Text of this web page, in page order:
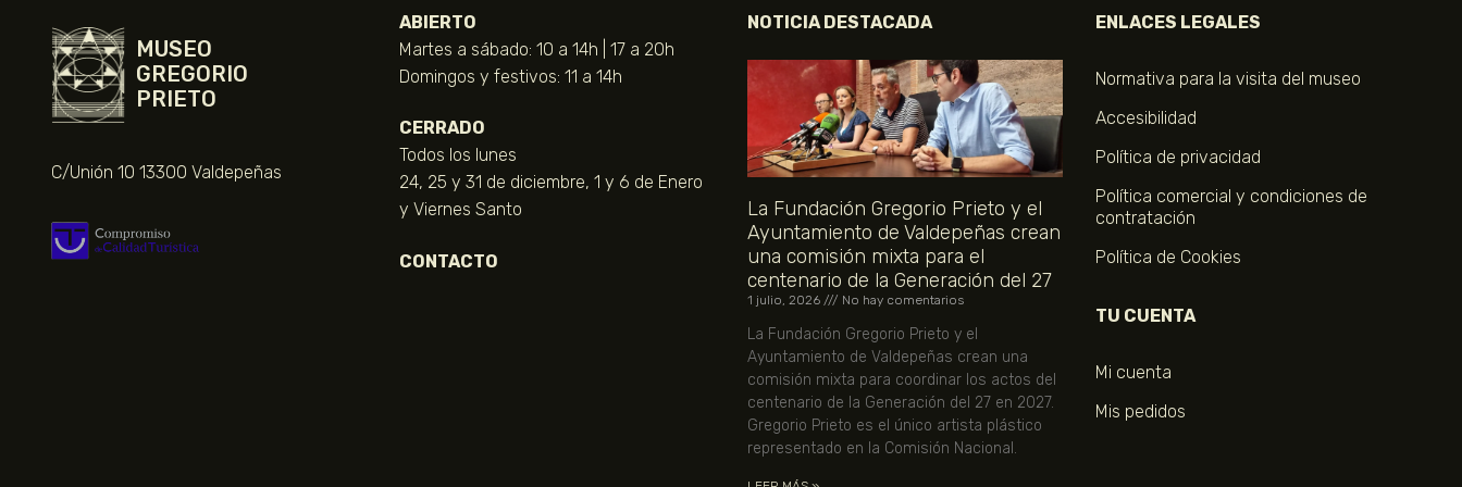
MUSEO
GREGORIO
PRIETO
C/Unión 10 13300 Valdepeñas
ABIERTO
Martes a sábado: 10 a 14h | 17 a 20h
Domingos y festivos: 11 a 14h
CERRADO
Todos los lunes
24, 25 y 31 de diciembre, 1 y 6 de Enero
y Viernes Santo
CONTACTO
NOTICIA DESTACADA
La Fundación Gregorio Prieto y el
Ayuntamiento de Valdepeñas crean
una comisión mixta para el
centenario de la Generación del 27
1 julio, 2026 No hay comentarios
La Fundación Gregorio Prieto y el
Ayuntamiento de Valdepeñas crean una
comisión mixta para coordinar los actos del
centenario de la Generación del 27 en 2027.
Gregorio Prieto es el único artista plástico
representado en la Comisión Nacional.
ENLACES LEGALES
Normativa para la visita del museo
Accesibilidad
Política de privacidad
Política comercial y condiciones de
contratación
Política de Cookies
TU CUENTA
Mi cuenta
Mis pedidos